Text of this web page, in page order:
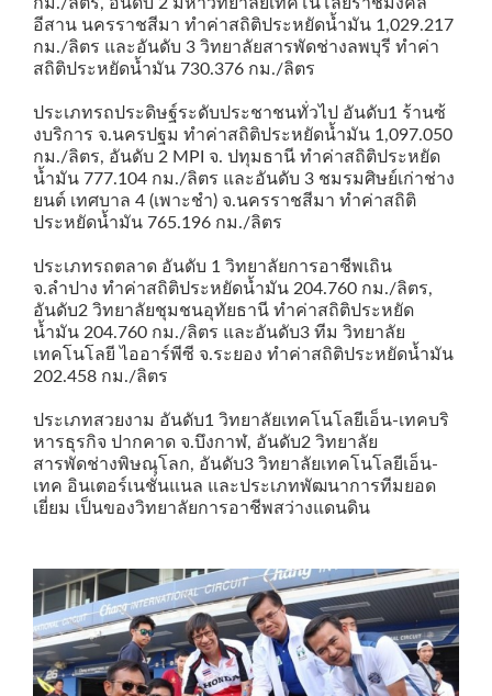
อีสาน นครราชสีมา ทำค่าสถิติประหยัดน้ำมัน 1,029.217
กม./ลิตร และอันดับ 3 วิทยาลัยสารพัดช่างลพบุรี ทำค่า
สถิติประหยัดน้ำมัน 730.376 กม./ลิตร
ประเภทรถประดิษฐ์ระดับประชาชนทั่วไป อันดับ1 ร้านซ้
งบริการ จ.นครปฐม ทำค่าสถิติประหยัดน้ำมัน 1,097.050
กม./ลิตร, อันดับ 2 MPI จ. ปทุมธานี ทำค่าสถิติประหยัด
น้ำมัน 777.104 กม./ลิตร และอันดับ 3 ชมรมศิษย์เก่าช่าง
ยนต์ เทศบาล 4 (เพาะชำ) จ.นครราชสีมา ทำค่าสถิติ
ประหยัดน้ำมัน 765.196 กม./ลิตร
ประเภทรถตลาด อันดับ 1 วิทยาลัยการอาชีพเถิน
จ.ลำปาง ทำค่าสถิติประหยัดน้ำมัน 204.760 กม./ลิตร,
อันดับ2 วิทยาลัยชุมชนอุทัยธานี ทำค่าสถิติประหยัด
น้ำมัน 204.760 กม./ลิตร และอันดับ3 ทีม วิทยาลัย
เทคโนโลยี ไออาร์พีซี จ.ระยอง ทำค่าสถิติประหยัดน้ำมัน
202.458 กม./ลิตร
ประเภทสวยงาม อันดับ1 วิทยาลัยเทคโนโลยีเอ็น-เทคบริ
หารธุรกิจ ปากคาด จ.บึงกาฬ, อันดับ2 วิทยาลัย
สารพัดช่างพิษณุโลก, อันดับ3 วิทยาลัยเทคโนโลยีเอ็น-
เทค อินเตอร์เนชั่นแนล และประเภทพัฒนาการทีมยอด
เยี่ยม เป็นของวิทยาลัยการอาชีพสว่างแดนดิน